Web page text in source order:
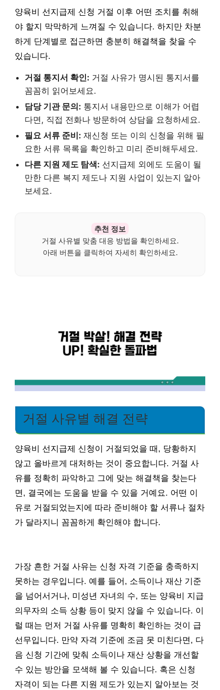
양육비 선지급제 신청 거절 이후 어떤 조치를 취해
야 할지 막막하게 느껴질 수 있습니다. 하지만 차분
하게 단계별로 접근하면 충분히 해결책을 찾을 수
있습니다.
거절 통지서 확인: 거절 사유가 명시된 통지서를
꼼꼼히 읽어보세요.
담당 기관 문의: 통지서 내용만으로 이해가 어렵
다면, 직접 전화나 방문하여 상담을 요청하세요.
필요 서류 준비: 재신청 또는 이의 신청을 위해 필
요한 서류 목록을 확인하고 미리 준비해두세요.
다른 지원 제도 탐색: 선지급제 외에도 도움이 될
만한 다른 복지 제도나 지원 사업이 있는지 알아
보세요.
추천 정보
거절 사유별 맞춤 대응 방법을 확인하세요.
아래 버튼을 클릭하여 자세히 확인하세요.
거절 사유별 해결 전략
양육비 선지급제 신청이 거절되었을 때, 당황하지
않고 올바르게 대처하는 것이 중요합니다. 거절 사
유를 정확히 파악하고 그에 맞는 해결책을 찾는다
면, 결국에는 도움을 받을 수 있을 거예요. 어떤 이
유로 거절되었는지에 따라 준비해야 할 서류나 절차
가 달라지니 꼼꼼하게 확인해야 합니다.
가장 흔한 거절 사유는 신청 자격 기준을 충족하지
못하는 경우입니다. 예를 들어, 소득이나 재산 기준
을 넘어서거나, 미성년 자녀의 수, 또는 양육비 지급
의무자의 소득 상황 등이 맞지 않을 수 있습니다. 이
럴 때는 먼저 거절 사유를 명확히 확인하는 것이 급
선무입니다. 만약 자격 기준에 조금 못 미친다면, 다
음 신청 기간에 맞춰 소득이나 재산 상황을 개선할
수 있는 방안을 모색해 볼 수 있습니다. 혹은 신청
자격이 되는 다른 지원 제도가 있는지 알아보는 것